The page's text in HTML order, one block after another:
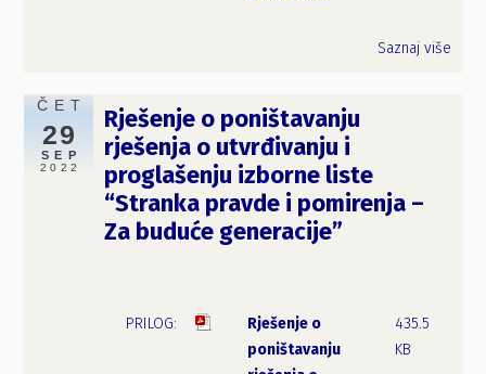
Saznaj više
ČET
29
SEP
2022
Rješenje o poništavanju
rješenja o utvrđivanju i
proglašenju izborne liste
“Stranka pravde i pomirenja –
Za buduće generacije”
Rješenje o
poništavanju
435.5
KB